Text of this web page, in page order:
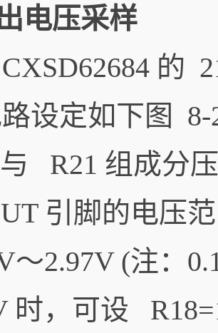
电压采样
的
设定如下图 8-
R21 组成分
引脚的电压
～2.97V (注：
时，可设